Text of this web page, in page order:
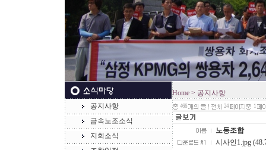
공지사항
금속노조소식
지회소식
Home > 공지사항
466 24 1
노동조합
시사인1.jpg